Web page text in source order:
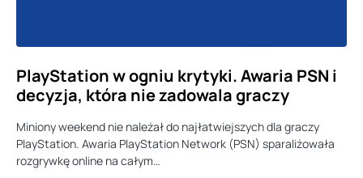
PlayStation w ogniu krytyki. Awaria PSN i
decyzja, która nie zadowala graczy
Miniony weekend nie należał do najłatwiejszych dla graczy
PlayStation. Awaria PlayStation Network (PSN) sparaliżowała
rozgrywkę online na całym…